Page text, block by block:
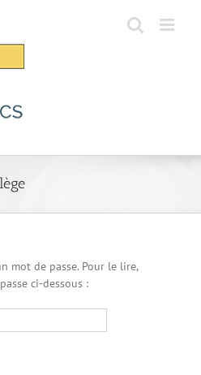
mot de passe. Pour le lire,
ci-dessous :